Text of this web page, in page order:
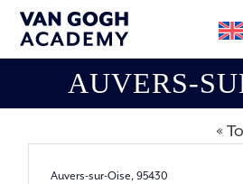
Passer
contenu
RÉSERVEZ VOTRE
RECHERCHE &
NOTRE MISSION
AUVERS-
«
Adresse
Auvers-sur-Oise, 95430